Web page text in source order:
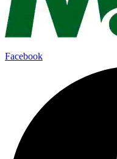
Facebook